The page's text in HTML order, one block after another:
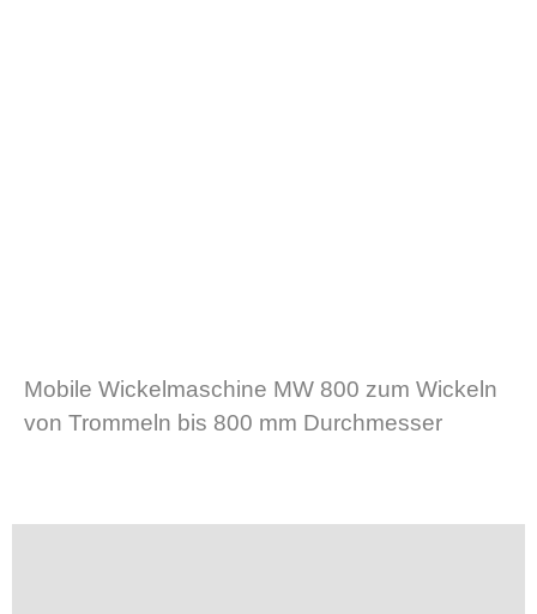
Mobile Wickelmaschine MW 800 zum Wickeln
von Trommeln bis 800 mm Durchmesser